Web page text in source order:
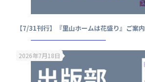
【7/31刊行】『里山ホームは花盛り』ご案内
2026年7月18日